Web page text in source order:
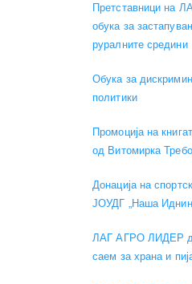
Претставници на
обука за
руралните средини
Обука за
политики
Промоција на
од Витомирка
Донација на
ЈОУДГ „Наша
ЛАГ АГРО ЛИДЕР
саем за храна и